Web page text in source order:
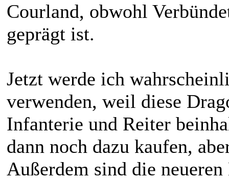
Courland, obwohl
geprägt ist.
Jetzt werde ich
verwenden, weil diese
Infanterie und Reiter
dann noch dazu kaufen,
Außerdem sind die